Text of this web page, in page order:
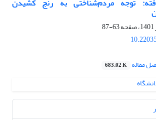
توجه مردم‌‌شناختی به رنج کشیدن
63-87
مقاله 683.02 K